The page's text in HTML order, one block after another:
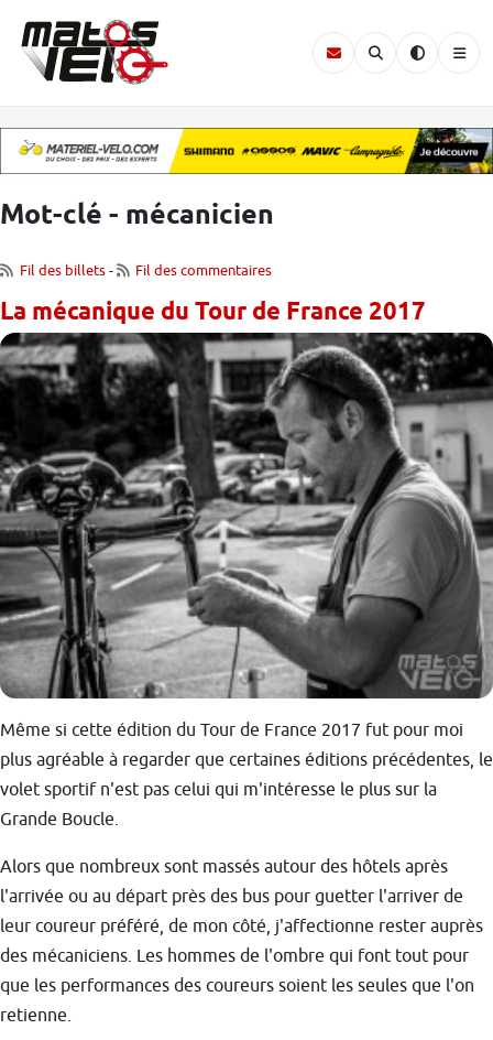
Mot-clé - mécanicien
Fil des billets- Fil des commentaires
La mécanique du Tour de France 2017
Même si cette édition du Tour de France 2017 fut pour moi
plus agréable à regarder que certaines éditions précédentes, le
volet sportif n'est pas celui qui m'intéresse le plus sur la
Grande Boucle.
Alors que nombreux sont massés autour des hôtels après
l'arrivée ou au départ près des bus pour guetter l'arriver de
leur coureur préféré, de mon côté, j'affectionne rester auprès
des mécaniciens. Les hommes de l'ombre qui font tout pour
que les performances des coureurs soient les seules que l'on
retienne.